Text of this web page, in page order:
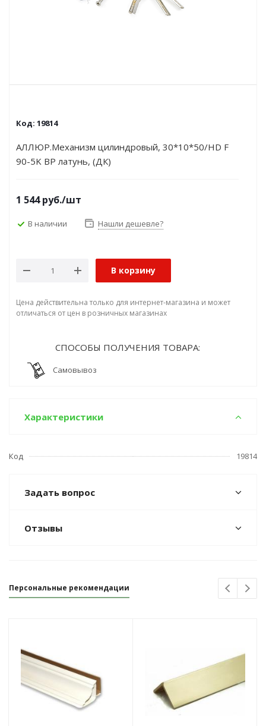
Код: 19814
АЛЛЮР.Механизм цилиндровый, 30*10*50/HD F
90-5K ВР латунь, (ДК)
1 544руб./шт
В наличии Нашли дешевле?
В корзину
Цена действительна только для интернет-магазина и может
отличаться от цен в розничных магазинах
СПОСОБЫ ПОЛУЧЕНИЯ ТОВАРА:
Самовывоз
Характеристики
Код 19814
Задать вопрос
Отзывы
Персональные рекомендации